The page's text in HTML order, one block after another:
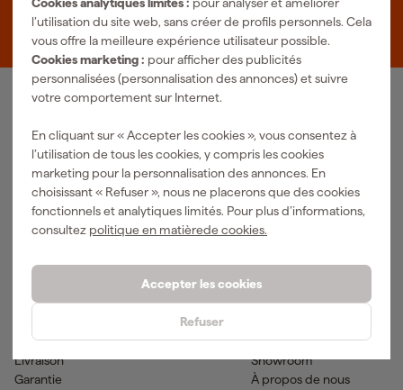
l’utilisation du site web, sans créer de profils personnels. Cela
vous offre la meilleure expérience utilisateur possible.
Cookies marketing : pour afficher des publicités
personnalisées (personnalisation des annonces) et suivre
votre comportement sur Internet.
En cliquant sur « Accepter les cookies », vous consentez à
l’utilisation de tous les cookies, y compris les cookies
marketing pour la personnalisation des annonces. En
choisissant « Refuser », nous ne placerons que des cookies
fonctionnels et analytiques limités. Pour plus d’informations,
consultez politique en matièrede cookies.
Accepter les cookies
Refuser
Zevenheuvelenweg 25
Outils pneumatiques
EPI et vêtements de travail
Outils de mesure
Outil sans-fil
Outils de jardinage
Méthodes de paiement
Livraison
Garantie
Fixami
Actualites
Showroom
À propos de nous